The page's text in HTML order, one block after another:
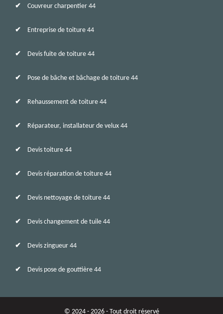
Couvreur charpentier 44
Entreprise de toiture 44
Devis fuite de toiture 44
Pose de bâche et bâchage de toiture 44
Rehaussement de toiture 44
Réparateur, installateur de velux 44
Devis toiture 44
Devis réparation de toiture 44
Devis nettoyage de toiture 44
Devis changement de tuile 44
Devis zingueur 44
Devis pose de gouttière 44
© 2024 - 2026 - Tout droit réservé